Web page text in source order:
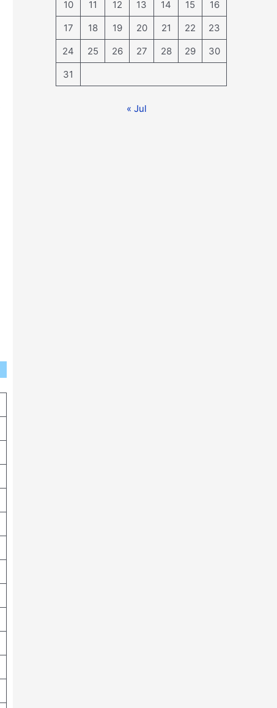
10 11 12 13 14 15
16
17
18 19 20 21 22
23
24
25 26 27 28 29
30
31
« Jul